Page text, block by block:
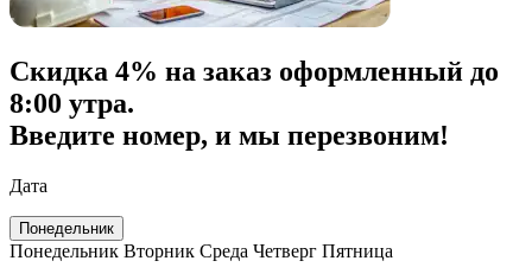
Скидка 4% на заказ оформленный до
8:00 утра.
Введите номер, и мы перезвоним!
Дата
Понедельник
Понедельник Вторник Среда Четверг Пятница